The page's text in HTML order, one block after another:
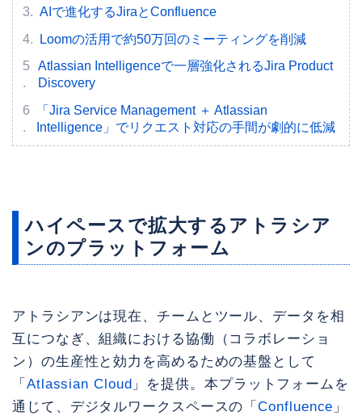
AIで進化するJiraとConfluence
Loomの活用で約50万回のミーティングを削減
Atlassian Intelligenceで一層強化されるJira Product
Discovery
「Jira Service Management ＋ Atlassian
Intelligence」でリクエスト対応の手間が劇的に低減
ハイペースで拡大するアトラシア
ンのプラットフォーム
アトラシアンは現在、チームとツール、データを相
互につなぎ、組織における協働（コラボレーショ
ン）の生産性と効力を高めるための基盤として
「 Atlassian Cloud 」を提供。本プラットフォームを
通じて、デジタルワークスペースの「Confluence 」